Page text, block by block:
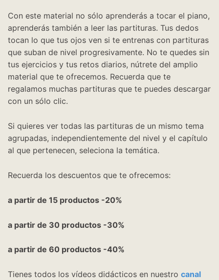
Con este material no sólo aprenderás a tocar el piano,
aprenderás también a leer las partituras. Tus dedos
tocan lo que tus ojos ven si te entrenas con partituras
que suban de nivel progresivamente. No te quedes sin
tus ejercicios y tus retos diarios, nútrete del amplio
material que te ofrecemos. Recuerda que te
regalamos muchas partituras que te puedes descargar
con un sólo clic.
Si quieres ver todas las partituras de un mismo tema
agrupadas, independientemente del nivel y el capítulo
al que pertenecen, seleciona la temática.
Recuerda los descuentos que te ofrecemos:
a partir de 15 productos -20%
a partir de 30 productos -30%
a partir de 60 productos -40%
Tienes todos los vídeos didácticos en nuestro canal